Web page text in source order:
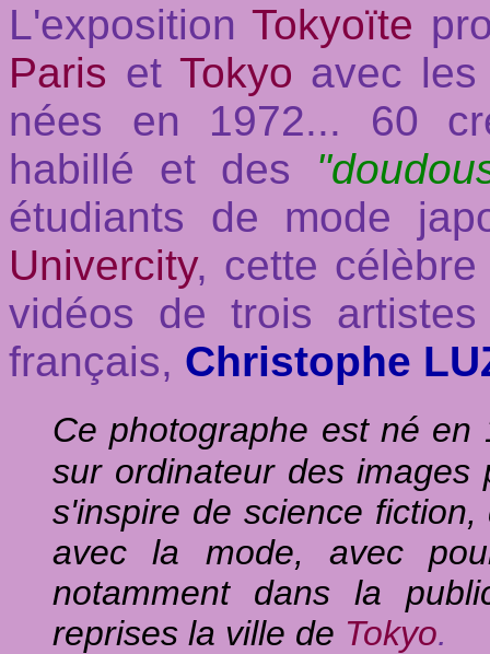
L'exposition Tokyoïte
Paris et Tokyo avec
nées en 1972... 60
habillé et des
étudiants de mode
Univercity, cette célèbre
vidéos de trois
français, Christophe
Ce photographe est né
sur ordinateur des
s'inspire de science
avec la mode, avec
notamment dans la
reprises la ville de Tokyo.